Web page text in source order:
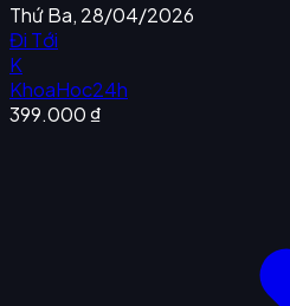
Thứ Ba, 28/04/2026
Đi Tới
K
KhoaHoc24h
399.000 ₫